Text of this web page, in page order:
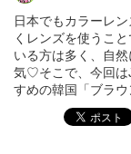
日本でもカラーレ
くレンズを使うこ
いる方は多く、自
気♡そこで、今回は
すめの韓国「ブラ